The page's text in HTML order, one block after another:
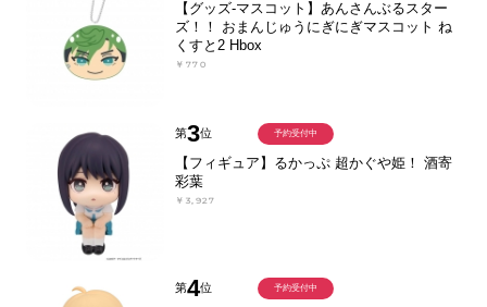
【グッズ-マスコット】あんさんぶるスター
ズ！！ おまんじゅうにぎにぎマスコット ね
くすと2 Hbox
￥770
第3位
【フィギュア】るかっぷ 超かぐや姫！ 酒寄
彩葉
￥3,927
予約受付中
第4位 予約受付中